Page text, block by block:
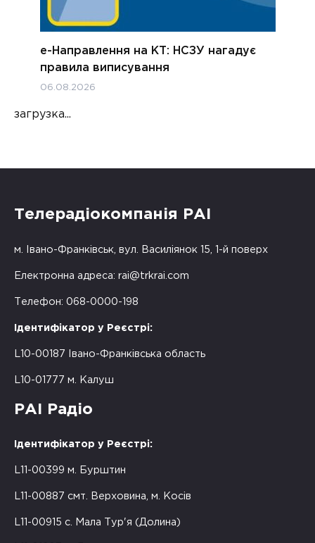
е-Направлення на КТ: НСЗУ нагадує
правила виписування
06.08.2026
загрузка...
Телерадіокомпанія РАІ
м. Івано-Франківськ, вул. Василіянок 15, 1-й поверх
Електронна адреса: rai@trkrai.com
Телефон: 068-0000-198
Ідентифікатор у Реєстрі:
L10-00187 Івано-Франківська область
L10-01777 м. Калуш
РАІ Радіо
Ідентифікатор у Реєстрі:
L11-00399 м. Бурштин
L11-00887 смт. Верховина, м. Косів
L11-00915 с. Мала Тур'я (Долина)